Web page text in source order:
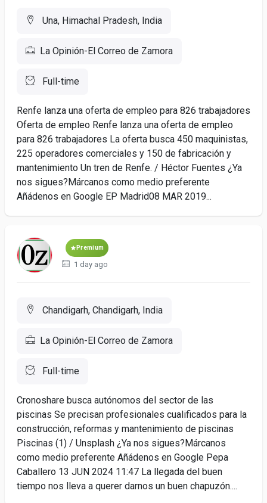
Una, Himachal Pradesh, India
La Opinión-El Correo de Zamora
Full-time
Renfe lanza una oferta de empleo para 826 trabajadores
Oferta de empleo Renfe lanza una oferta de empleo
para 826 trabajadores La oferta busca 450 maquinistas,
225 operadores comerciales y 150 de fabricación y
mantenimiento Un tren de Renfe. / Héctor Fuentes ¿Ya
nos sigues?Márcanos como medio preferente
Añádenos en Google EP Madrid08 MAR 2019...
Premium
1 day ago
Chandigarh, Chandigarh, India
La Opinión-El Correo de Zamora
Full-time
Cronoshare busca autónomos del sector de las
piscinas Se precisan profesionales cualificados para la
construcción, reformas y mantenimiento de piscinas
Piscinas (1) / Unsplash ¿Ya nos sigues?Márcanos
como medio preferente Añádenos en Google Pepa
Caballero 13 JUN 2024 11:47 La llegada del buen
tiempo nos lleva a querer darnos un buen chapuzón....